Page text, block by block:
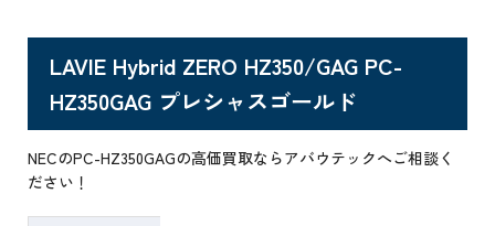
LAVIE Hybrid ZERO HZ350/GAG PC-
HZ350GAG プレシャスゴールド
NECのPC-HZ350GAGの高価買取ならアバウテックへご相談く
ださい！